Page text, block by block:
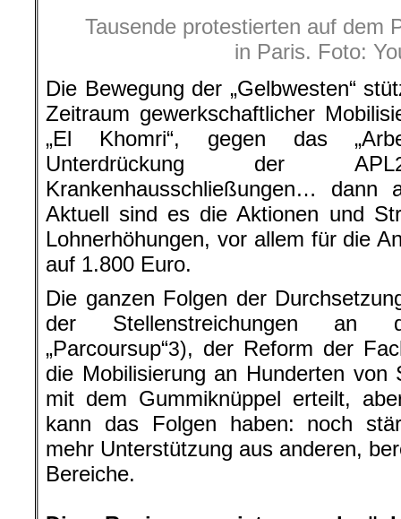
Die ganzen Folgen der
der Stellenstreichungen an
, der Reform der
die Mobilisierung an Hunderten von
mit dem Gummiknüppel erteilt,
kann das Folgen haben: noch
mehr Unterstützung aus anderen,
Bereiche.
.
Die Regierung ist
geschlagen
Die Zugeständnisse der
sechsmonatige Aussetzung jener
zum Überlaufen brachten:
Kraftstoffe, Einfrieren der
sowohl zu wenig als auch zu spät.
der „Gelbwesten“ werden die
Gerechtigkeit, nach konkreten
Niedriglöhne und -